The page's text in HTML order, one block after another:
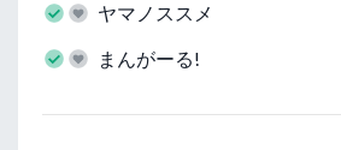
ヤマノススメ
まんがーる!